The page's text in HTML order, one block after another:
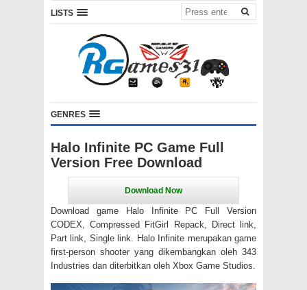
LISTS
GENRES
Halo Infinite PC Game Full
Version Free Download
Download game Halo Infinite PC Full Version
CODEX, Compressed FitGirl Repack, Direct link,
Part link, Single link. Halo Infinite merupakan game
first-person shooter yang dikembangkan oleh 343
Industries dan diterbitkan oleh Xbox Game Studios.